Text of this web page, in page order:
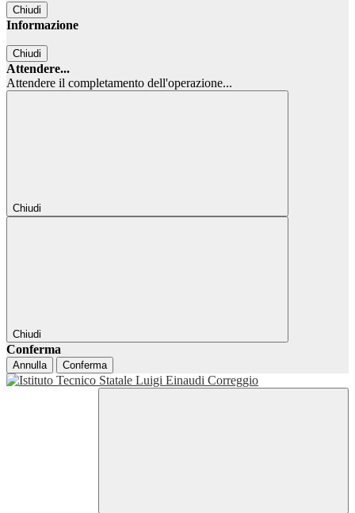
Chiudi
Informazione
Chiudi
Attendere...
Attendere il completamento dell'operazione...
Chiudi
Chiudi
Conferma
Annulla Conferma